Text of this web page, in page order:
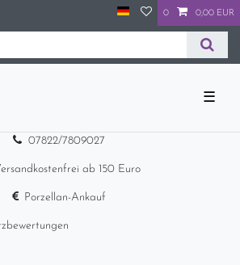
0 0,00 EUR
☰
07822/7809027
ab 150 Euro
Porzellan-Ankauf